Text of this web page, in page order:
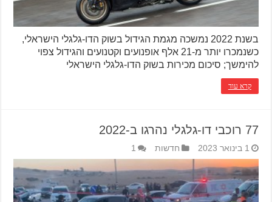
בשנת 2022 נמשכה מגמת הגידול בשוק הדו-גלגלי הישראלי,
כשנמכרו יותר מ-21 אלף אופנועים וקטנועים והגידול צפוי
להימשך; סיכום מכירות בשוק הדו-גלגלי הישראלי
קרא עוד
77 רוכבי דו-גלגלי נהרגו ב-2022
1 בינואר 2023 חדשות 1